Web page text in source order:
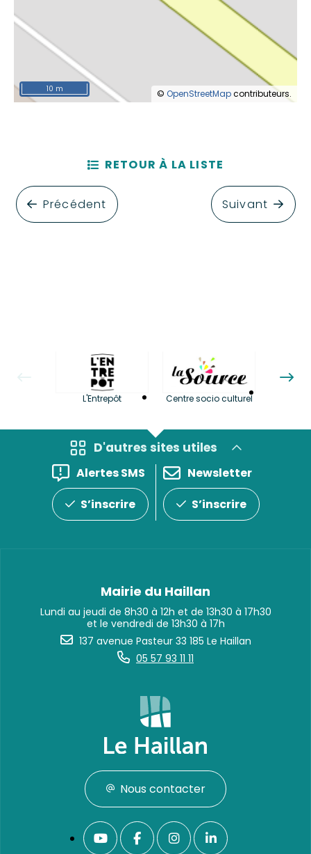
© OpenStreetMapcontributeurs.
10 m
Précédent
RETOUR À LA LISTE
Suivant
L'Entrepôt Centre socio culturel
D'autres sites utiles
Alertes SMS
S’inscrire
Newsletter
S’inscrire
Mairie du Haillan
Lundi au jeudi de 8h30 à 12h et de 13h30 à 17h30
et le vendredi de 13h30 à 17h
137 avenue Pasteur 33 185 Le Haillan
05 57 93 11 11
Nous contacter